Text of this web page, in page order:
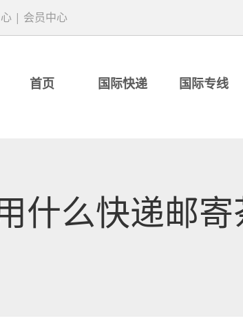
| 会员中心
首页 国际快递 国际专线
什么快递邮